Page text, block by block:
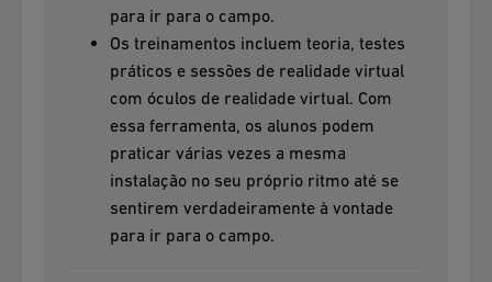
para ir para o campo.
Os treinamentos incluem teoria, testes
práticos e sessões de realidade virtual
com óculos de realidade virtual. Com
essa ferramenta, os alunos podem
praticar várias vezes a mesma
instalação no seu próprio ritmo até se
sentirem verdadeiramente à vontade
para ir para o campo.